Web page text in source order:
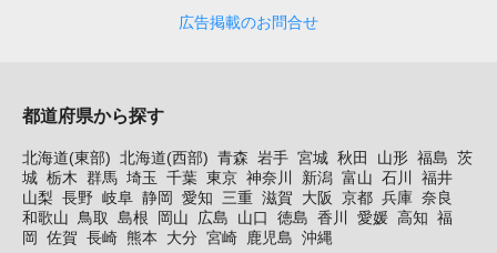
広告掲載のお問合せ
都道府県から探す
北海道(東部) 北海道(西部) 青森 岩手 宮城 秋田 山形 福島 茨
城 栃木 群馬 埼玉 千葉 東京 神奈川 新潟 富山 石川
福井
山梨 長野 岐阜 静岡 愛知 三重 滋賀 大阪 京都 兵庫 奈良
和歌山
鳥取 島根 岡山 広島 山口 徳島 香川 愛媛 高知 福
岡
佐賀 長崎 熊本 大分 宮崎 鹿児島 沖縄